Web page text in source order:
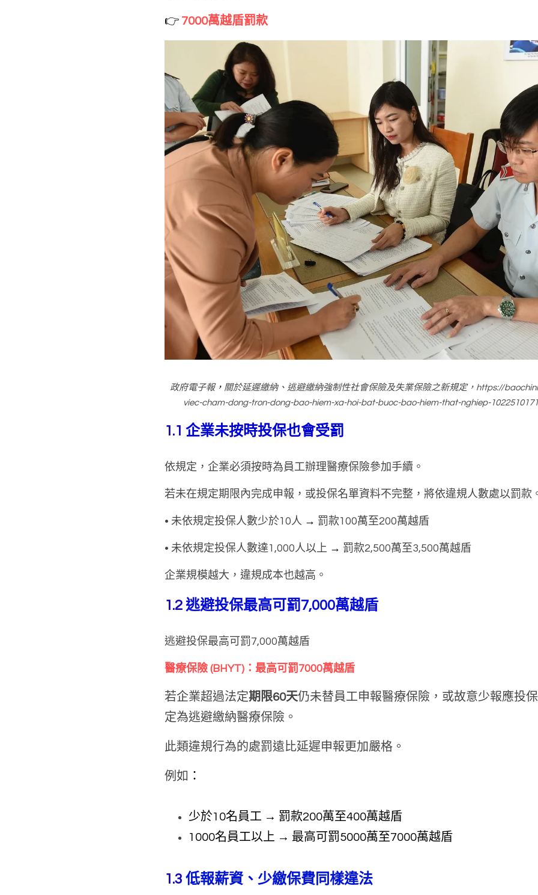
👉 7000萬越盾罰款
政府電子報， 關於延遲繳納、逃避繳納強制性社會保險及失業保險之新規定，https://
viec-cham-dong-tron-dong-bao-hiem-xa-hoi-bat-buoc-bao-hiem-that-nghiep-
1.1 企業未按時投保也會受罰
依規定，企業必須按時為員工辦理醫療保險參加手續。
若未在規定期限內完成申報，或投保名單資料不完整，將依違規人數處以罰款
• 未依規定投保人數少於10人 → 罰款100萬至200萬越盾
• 未依規定投保人數達1,000人以上 → 罰款2,500萬至3,500萬越盾
企業規模越大，違規成本也越高。
1.2 逃避投保最高可罰7,000萬越盾
逃避投保最高可罰7,000萬越盾
醫療保險 (BHYT)：最高可罰7000萬越盾
若企業超過法定期限60天仍未替員工申報醫療保險，或故意少報應投
定為逃避繳納醫療保險。
此類違規行為的處罰遠比延遲申報更加嚴格。
例如 ：
少於10名員工 → 罰款200萬至400萬越盾
1000名員工以上 → 最高可罰5000萬至7000萬越盾
1.3 低報薪資、少繳保費同樣違法